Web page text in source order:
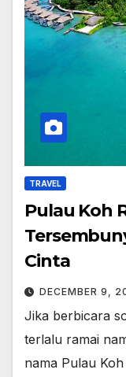
TRAVEL
Pulau Koh
Cinta
DECEMBER 9,
Jika berbicara
terlalu ramai
nama Pulau